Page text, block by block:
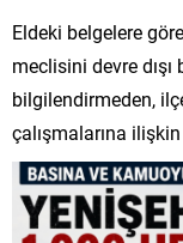
Eldeki belgelere
meclisini devre dışı
bilgilendirmeden,
çalışmalarına